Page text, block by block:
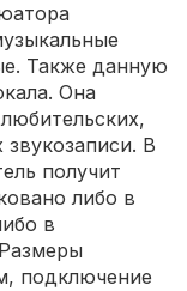
Также данную
Она
В
получит
либо в
в
подключение